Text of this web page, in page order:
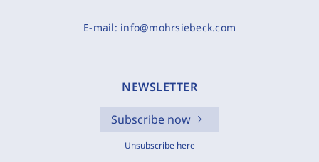
E-mail: info@mohrsiebeck.com
NEWSLETTER
Subscribe now
Unsubscribe here